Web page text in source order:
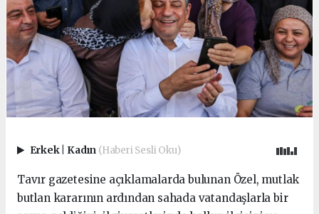
Erkek Kadın (Haberi Sesli Oku)
Tavır gazetesine açıklamalarda bulunan Özel, mutlak
butlan kararının ardından sahada vatandaşlarla bir